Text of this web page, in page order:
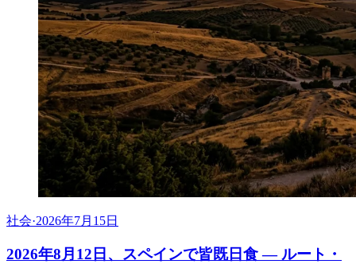
社会·2026年7月15日
2026年8月12日、スペインで皆既日食 ― ルート・